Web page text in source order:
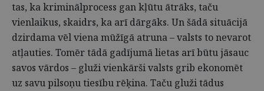
tas, ka kriminālprocess gan kļūtu ātrāks, taču
vienlaikus, skaidrs, ka arī dārgāks. Un šādā situācijā
dzirdama vēl viena mūžīgā atruna – valsts to nevarot
atļauties. Tomēr tādā gadījumā lietas arī būtu jāsauc
savos vārdos – gluži vienkārši valsts grib ekonomēt
uz savu pilsoņu tiesību rēķina. Taču gluži tādus